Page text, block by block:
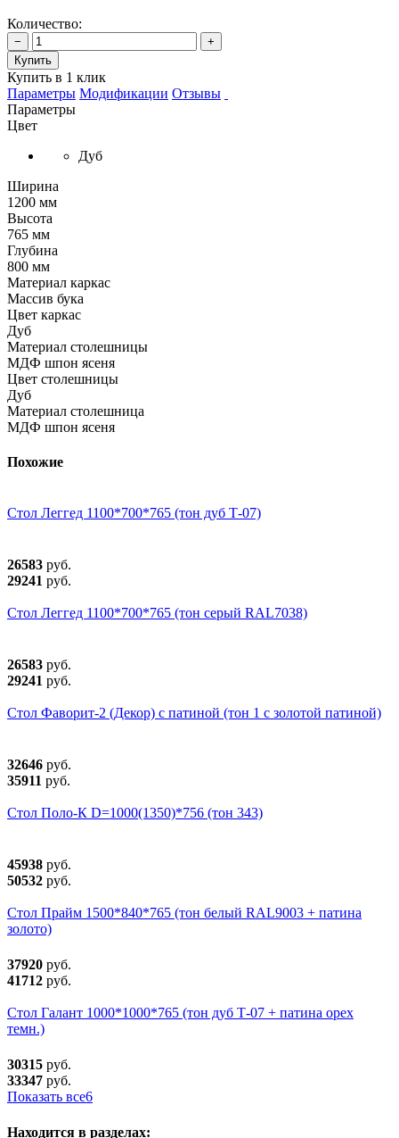
Количество:
−
+
Купить
Купить в 1 клик
Параметры Модификации Отзывы
Параметры
Цвет
Дуб
Ширина
1200 мм
Высота
765 мм
Глубина
800 мм
Материал каркас
Массив бука
Цвет каркас
Дуб
Материал столешницы
МДФ шпон ясеня
Цвет столешницы
Дуб
Материал столешница
МДФ шпон ясеня
Похожие
Стол Леггед 1100*700*765 (тон дуб Т-07)
26583 руб.
29241 руб.
Стол Леггед 1100*700*765 (тон серый RAL7038)
26583 руб.
29241 руб.
Стол Фаворит-2 (Декор) с патиной (тон 1 с золотой патиной)
32646 руб.
35911 руб.
Стол Поло-К D=1000(1350)*756 (тон 343)
45938 руб.
50532 руб.
Стол Прайм 1500*840*765 (тон белый RAL9003 + патина
золото)
37920 руб.
41712 руб.
Стол Галант 1000*1000*765 (тон дуб Т-07 + патина орех
темн.)
30315 руб.
33347 руб.
Показать все6
Находится в разделах: